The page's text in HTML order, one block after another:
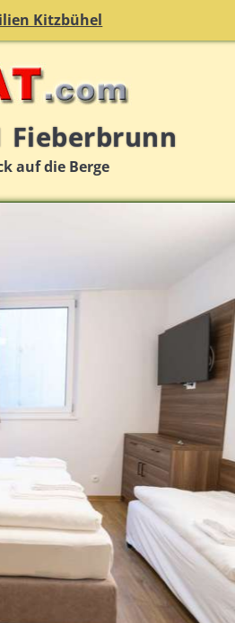
Kitzbühel
Fieberbrunn
auf die Berge